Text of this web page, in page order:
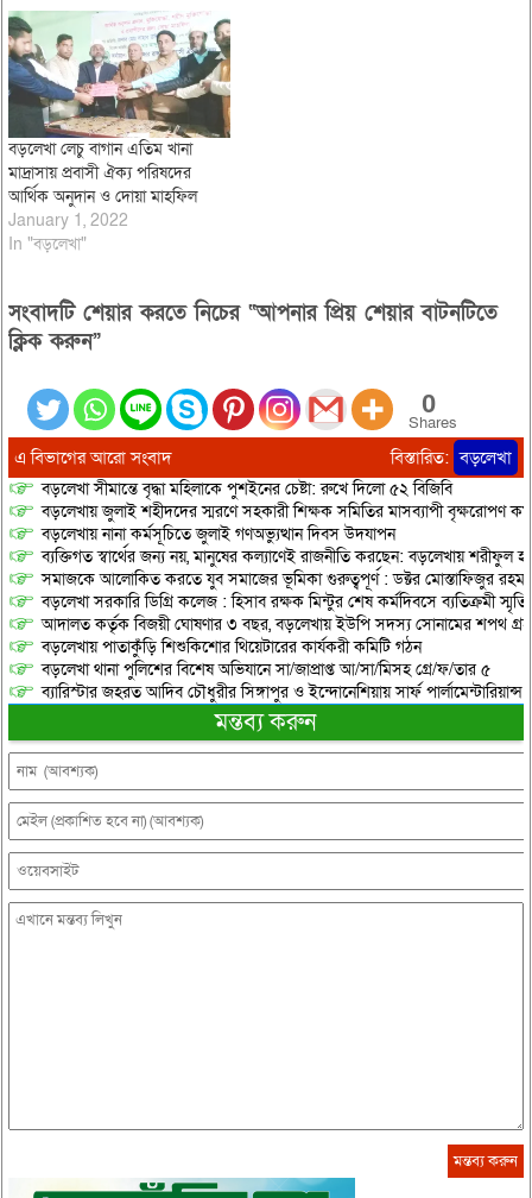
বড়লেখা লেচু বাগান এতিম খানা
মাদ্রাসায় প্রবাসী ঐক্য পরিষদের
আর্থিক অনুদান ও দোয়া মাহফিল
January 1, 2022
In "বড়লেখা"
সংবাদটি শেয়ার করতে নিচের “আপনার প্রিয় শেয়ার বাটনটিতে
ক্লিক করুন”
0
Shares
এ বিভাগের আরো সংবাদ বিস্তারিত: বড়লেখা
বড়লেখা সীমান্তে বৃদ্ধা মহিলাকে পুশইনের চেষ্টা: রুখে দিলো ৫২ বিজিবি
বড়লেখায় জুলাই শহীদদের স্মরণে সহকারী শিক্ষক সমিতির মাসব্যাপী বৃক্ষরোপণ
বড়লেখায় নানা কর্মসূচিতে জুলাই গণঅভ্যুত্থান দিবস উদযাপন
ব্যক্তিগত স্বার্থের জন্য নয়, মানুষের কল্যাণেই রাজনীতি করছেন: বড়লেখায় শরীফুল
সমাজকে আলোকিত করতে যুব সমাজের ভূমিকা গুরুত্বপূর্ণ : ডক্টর মোস্তাফিজুর
বড়লেখা সরকারি ডিগ্রি কলেজ : হিসাব রক্ষক মিন্টুর শেষ কর্মদিবসে ব্যতিক্রমী
আদালত কর্তৃক বিজয়ী ঘোষণার ৩ বছর, বড়লেখায় ইউপি সদস্য সোনামের শপথ
বড়লেখায় পাতাকুঁড়ি শিশুকিশোর থিয়েটারের কার্যকরী কমিটি গঠন
বড়লেখা থানা পুলিশের বিশেষ অভিযানে সা/জাপ্রাপ্ত আ/সা/মিসহ গ্রে/ফ/তার ৫
ব্যারিস্টার জহরত আদিব চৌধুরীর সিঙ্গাপুর ও ইন্দোনেশিয়ায় সার্ফ পার্লামেন্টারিয়ান্স
মন্তব্য করুন